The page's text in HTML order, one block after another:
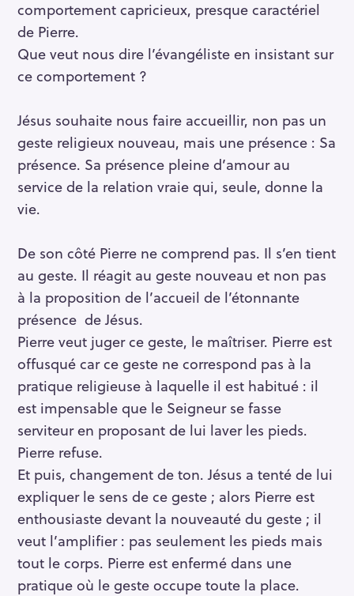
comportement capricieux, presque caractériel
de Pierre.
Que veut nous dire l’évangéliste en insistant sur
ce comportement ?
Jésus souhaite nous faire accueillir, non pas un
geste religieux nouveau, mais une présence : Sa
présence. Sa présence pleine d’amour au
service de la relation vraie qui, seule, donne la
vie.
De son côté Pierre ne comprend pas. Il s’en tient
au geste. Il réagit au geste nouveau et non pas
à la proposition de l’accueil de l’étonnante
présence de Jésus.
Pierre veut juger ce geste, le maîtriser. Pierre est
offusqué car ce geste ne correspond pas à la
pratique religieuse à laquelle il est habitué : il
est impensable que le Seigneur se fasse
serviteur en proposant de lui laver les pieds.
Pierre refuse.
Et puis, changement de ton. Jésus a tenté de lui
expliquer le sens de ce geste ; alors Pierre est
enthousiaste devant la nouveauté du geste ; il
veut l’amplifier : pas seulement les pieds mais
tout le corps. Pierre est enfermé dans une
pratique où le geste occupe toute la place.